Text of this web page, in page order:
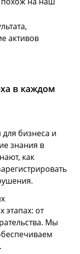
активов
в каждом
для бизнеса и
знания в
как
этапах: от
Мы